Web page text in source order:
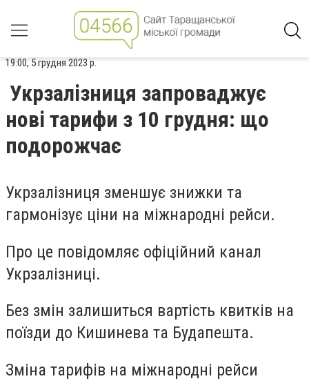
19:00, 5 грудня 2023 р.
Укрзалізниця запроваджує
нові тарифи з 10 грудня: що
подорожчає
Укрзалізниця зменшує знижки та
гармонізує ціни на міжнародні рейси.
Про це повідомляє офіційний канал
Укрзалізниці.
Без змін залишиться вартість квитків на
поїзди до Кишинева та Будапешта.
Зміна тарифів на міжнародні рейси